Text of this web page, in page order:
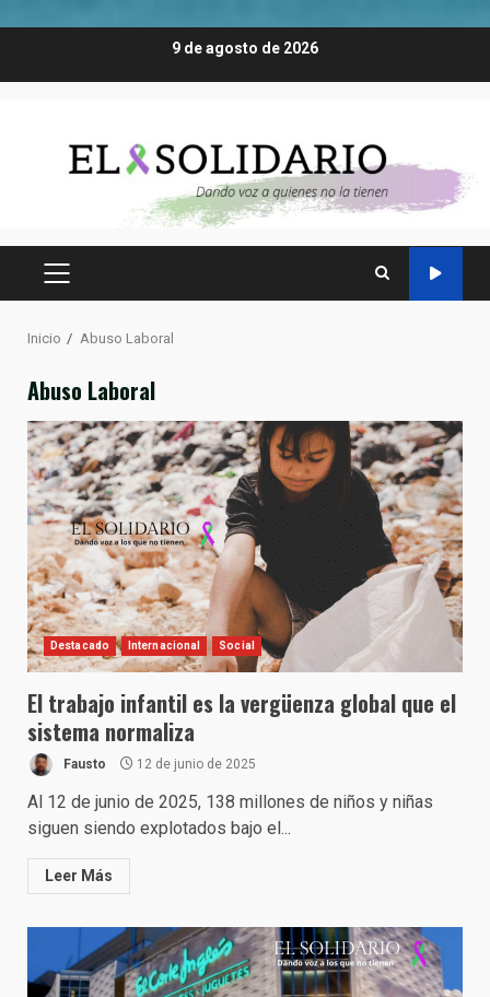
9 de agosto de 2026
MENÚ
Inicio Abuso Laboral
Abuso Laboral
Destacado Internacional Social
El trabajo infantil es la vergüenza global que el
sistema normaliza
Fausto 12 de junio de 2025
Al 12 de junio de 2025, 138 millones de niños y niñas
siguen siendo explotados bajo el...
Leer Más